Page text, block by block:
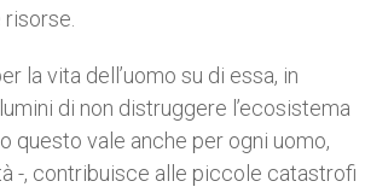
la vita dell’uomo su di essa, in
di non distruggere l’ecosistema
vale anche per ogni uomo,
-, contribuisce alle piccole catastrofi